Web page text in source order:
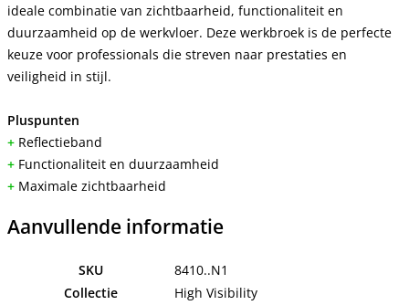
ideale combinatie van zichtbaarheid, functionaliteit en
duurzaamheid op de werkvloer. Deze werkbroek is de perfecte
keuze voor professionals die streven naar prestaties en
veiligheid in stijl.
Pluspunten
+ Reflectieband
+ Functionaliteit en duurzaamheid
+ Maximale zichtbaarheid
Aanvullende informatie
SKU
8410..N1
Collectie
High Visibility